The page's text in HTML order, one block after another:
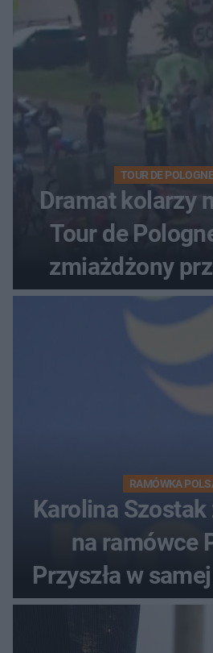
TOUR DE
Dramat kolarzy
Tour de
zmiażdżony
przed
RAMÓWKA
Karolina Szostak
na ramówce
Przyszła w